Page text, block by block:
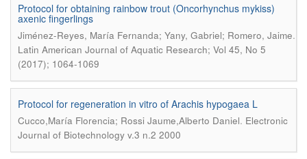
Protocol for obtaining rainbow trout (Oncorhynchus mykiss)
axenic fingerlings
Jiménez-Reyes, María Fernanda; Yany, Gabriel; Romero, Jaime.
Latin American Journal of Aquatic Research; Vol 45, No 5
(2017); 1064-1069
Protocol for regeneration in vitro of Arachis hypogaea L
Cucco,María Florencia; Rossi Jaume,Alberto Daniel. Electronic
Journal of Biotechnology v.3 n.2 2000